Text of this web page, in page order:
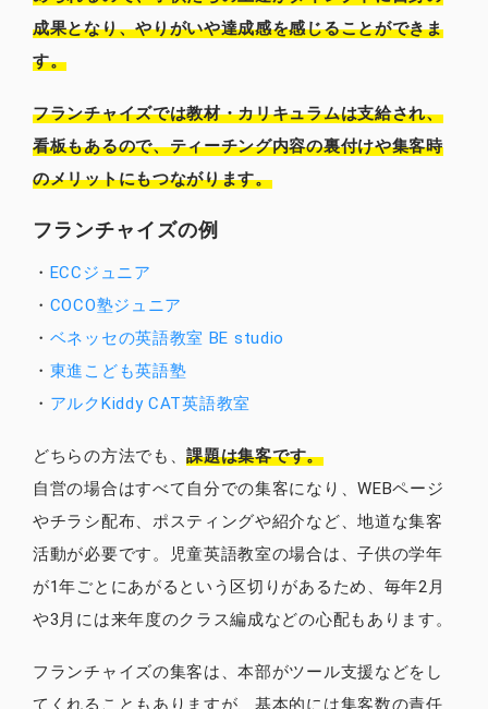
成果となり、やりがいや達成感を感じることができま
す。
フランチャイズでは教材・カリキュラムは支給され、
看板もあるので、ティーチング内容の裏付けや集客時
のメリットにもつながります。
フランチャイズの例
・ ECCジュニア
・ COCO塾ジュニア
・ ベネッセの英語教室 BE studio
・ 東進こども英語塾
・ アルクKiddy CAT英語教室
どちらの方法でも、課題は集客です。
自営の場合はすべて自分での集客になり、WEBページ
やチラシ配布、ポスティングや紹介など、地道な集客
活動が必要です。児童英語教室の場合は、子供の学年
が1年ごとにあがるという区切りがあるため、毎年2月
や3月には来年度のクラス編成などの心配もあります。
フランチャイズの集客は、本部がツール支援などをし
てくれることもありますが、基本的には集客数の責任